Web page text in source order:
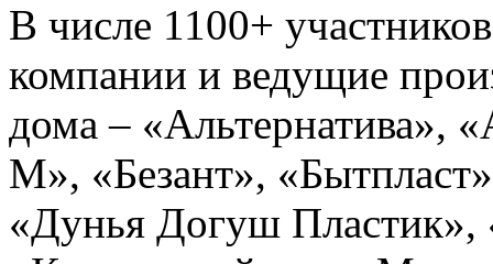
В числе 1100+
компании и ведущие
дома – «Альтернатива»,
М», «Безант»,
«Дунья Догуш Пластик»,